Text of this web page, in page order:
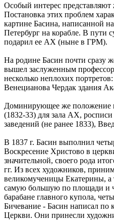
Особый интерес
Постановка этих проблем
картине Басина, написанной
Петербург на корабле. В пути
подарил ее АХ (ныне в ГРМ).
На родине Басин почти сразу
вышел заслуженным
несколько неплохих
Венецианова Чердак здания
Доминирующее же положение в
(1832-33) для зала АХ,
заведений (не ранее 1833),
В 1837 г. Басин выполнил
Воскресение Христово в
значительной, своего рода
гг. Из всех художников,
великомученицы Екатерины,
самую большую по площади и
барабане главного купола,
Бичевание - Басин написал по
Церкви. Они принесли